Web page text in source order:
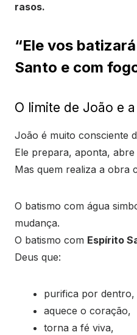
rasos.
“Ele vos
Santo e com
O limite de João e
João é muito consciente
Ele prepara, aponta, abre
Mas quem realiza a obra
O batismo com água
mudança.
O batismo com Espírito
Deus que:
purifica por dentro,
aquece o coração,
torna a fé viva,